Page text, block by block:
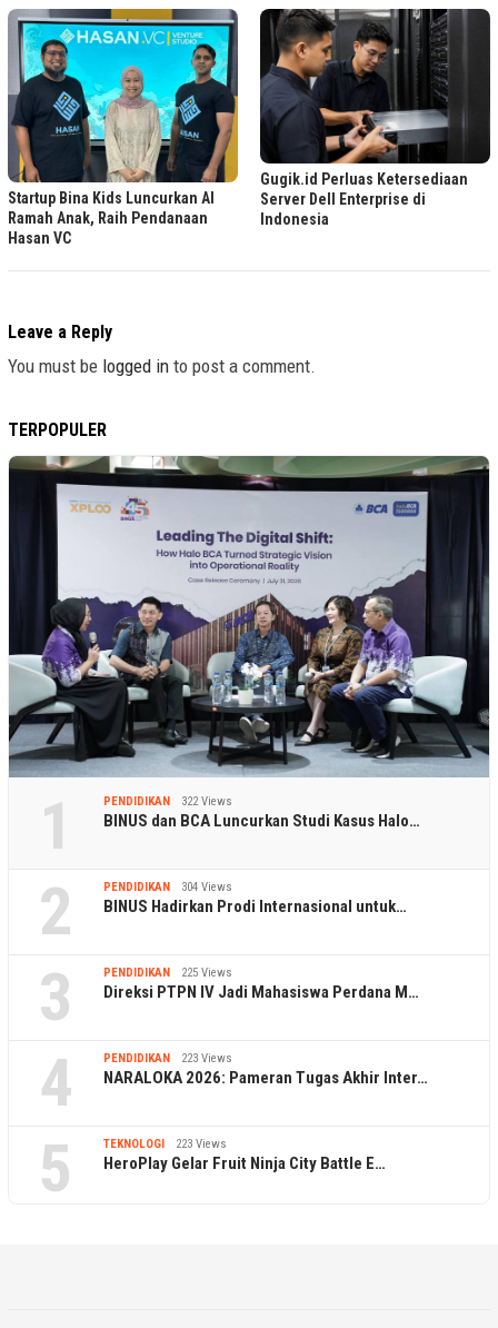
Startup Bina Kids Luncurkan AI
Ramah Anak, Raih Pendanaan
Hasan VC
Gugik.id Perluas Ketersediaan
Server Dell Enterprise di
Indonesia
Leave a Reply
You must be logged in to post a comment.
TERPOPULER
1 PENDIDIKAN 322 Views
BINUS dan BCA Luncurkan Studi Kasus Halo…
2 PENDIDIKAN 304 Views
BINUS Hadirkan Prodi Internasional untuk…
3 PENDIDIKAN 225 Views
Direksi PTPN IV Jadi Mahasiswa Perdana M…
4 PENDIDIKAN 223 Views
NARALOKA 2026: Pameran Tugas Akhir Inter…
5 TEKNOLOGI 223 Views
HeroPlay Gelar Fruit Ninja City Battle E…